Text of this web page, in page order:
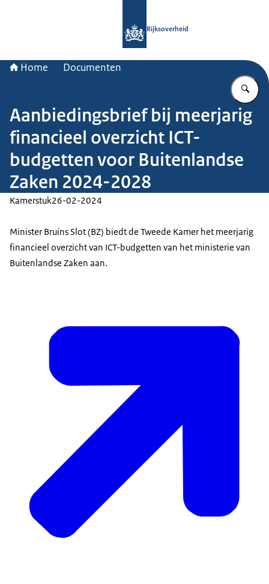
Rijksoverheid
Home Documenten
Aanbiedingsbrief bij meerjarig
financieel overzicht ICT-
budgetten voor Buitenlandse
Zaken 2024-2028
Kamerstuk26-02-2024
Minister Bruins Slot (BZ) biedt de Tweede Kamer het meerjarig
financieel overzicht van ICT-budgetten van het ministerie van
Buitenlandse Zaken aan.